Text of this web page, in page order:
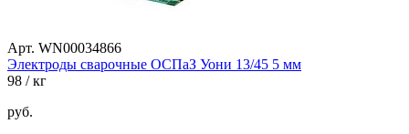
Арт. WN00034866
Электроды сварочные ОСПаЗ Уони 13/45 5 мм
98 / кг
руб.